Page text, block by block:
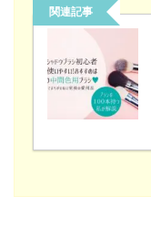
関連記事